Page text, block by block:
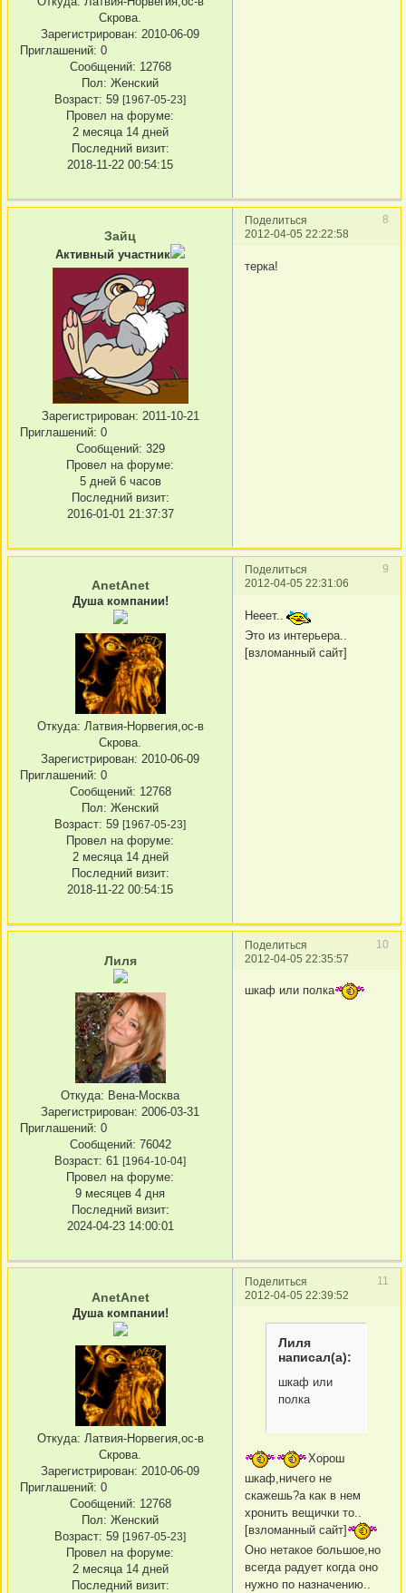
Скрова.
Зарегистрирован: 2010-06-09
Приглашений: 0
Сообщений: 12768
Пол: Женский
Возраст: 59 [1967-05-23]
Провел на форуме:
2 месяца 14 дней
Последний визит:
2018-11-22 00:54:15
Поделиться
8
2012-04-05 22:22:58
Зайц
Активный участник
Зарегистрирован: 2011-10-21
Приглашений: 0
Сообщений: 329
Провел на форуме:
5 дней 6 часов
Последний визит:
2016-01-01 21:37:37
терка!
Поделиться
9
2012-04-05 22:31:06
AnetAnet
Душа компании!
Откуда: Латвия-Норвегия,ос-в
Скрова.
Зарегистрирован: 2010-06-09
Приглашений: 0
Сообщений: 12768
Пол: Женский
Возраст: 59 [1967-05-23]
Провел на форуме:
2 месяца 14 дней
Последний визит:
2018-11-22 00:54:15
Нееет..
Это из интерьера..
[взломанный сайт]
Поделиться
10
2012-04-05 22:35:57
Лиля
Откуда: Вена-Москва
Зарегистрирован: 2006-03-31
Приглашений: 0
Сообщений: 76042
Возраст: 61 [1964-10-04]
Провел на форуме:
9 месяцев 4 дня
Последний визит:
2024-04-23 14:00:01
шкаф или полка
Поделиться
11
2012-04-05 22:39:52
AnetAnet
Душа компании!
Откуда: Латвия-Норвегия,ос-в
Скрова.
Зарегистрирован: 2010-06-09
Приглашений: 0
Сообщений: 12768
Пол: Женский
Возраст: 59 [1967-05-23]
Провел на форуме:
2 месяца 14 дней
Последний визит:
Лиля
написал(а):
шкаф или
полка
Хорош
шкаф,ничего не
скажешь?а как в нем
хронить вещички то..
[взломанный сайт]
Оно нетакое большое,но
всегда радует когда оно
нужно по назначению..